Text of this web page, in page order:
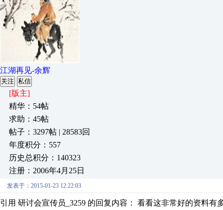
江湖再见-余辉
关注 私信
[版主]
精华：54帖
求助：45帖
帖子：3297帖 | 28583回
年度积分：557
历史总积分：140323
注册：2006年4月25日
发表于：2015-01-23 12:22:03
引用 研讨会宣传员_3259 的回复内容： 看看这非常好的资料有